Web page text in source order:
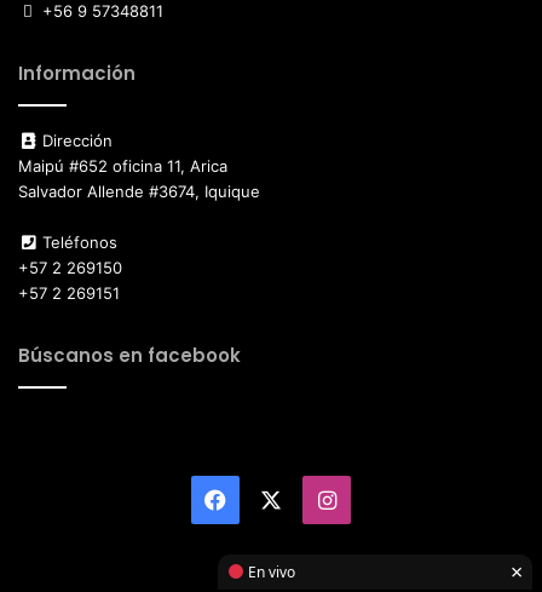
+56 9 57348811
Información
Dirección
Maipú #652 oficina 11, Arica
Salvador Allende #3674, Iquique
Teléfonos
+57 2 269150
+57 2 269151
Búscanos en facebook
Facebook Instagram
En vivo ×